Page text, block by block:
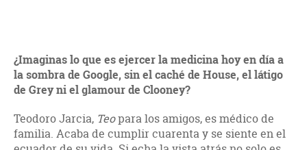
¿Imaginas lo que es ejercer la medicina hoy en día a
la sombra de Google, sin el caché de House, el látigo
de Grey ni el glamour de Clooney?
Teodoro Jarcia, Teopara los amigos, es médico de
familia. Acaba de cumplir cuarenta y se siente en el